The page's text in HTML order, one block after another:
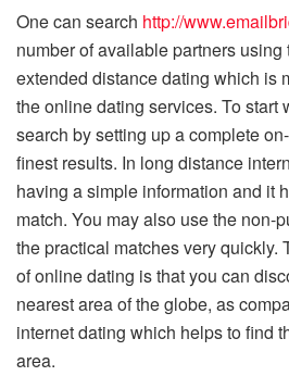
One can search http://
number of available partners
extended distance dating which is
the online dating services. To start
search by setting up a complete
finest results. In long distance
having a simple information and it
match. You may also use the non-
the practical matches very quickly.
of online dating is that you can
nearest area of the globe, as
internet dating which helps to find
area.